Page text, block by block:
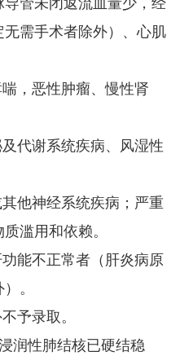
管未闭返流血量少，经
需手术者除外）、心肌
，恶性肿瘤、慢性肾
代谢系统疾病、风湿性
他神经系统疾病；严重
滥用和依赖。
能不正常者（肝炎病原
。
予录取。
润性肺结核已硬结稳